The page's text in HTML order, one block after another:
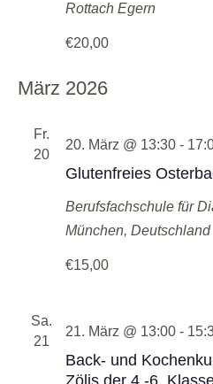
Rottach Egern
€20,00
März 2026
Fr.
20
Glutenfreies
20. März @ 13:30-
Berufsfachschule für
München, Deutschland
€15,00
Sa.
21
Back- und
Zölis der 4.-6.
21. März @ 13:00-